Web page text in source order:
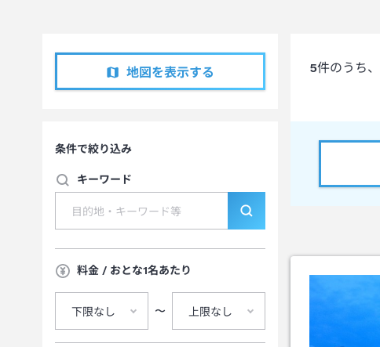
地図を表示する
条件で絞り込み
キーワード
料金 / おとな1名あたり
下限なし 〜 上限なし
5件のうち、